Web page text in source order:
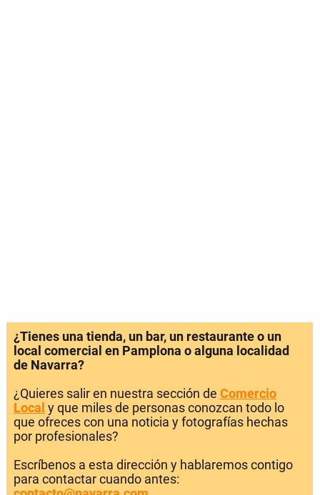
¿Tienes una tienda, un bar, un restaurante o un
local comercial en Pamplona o alguna localidad
de Navarra?
¿Quieres salir en nuestra sección de Comercio
Local y que miles de personas conozcan todo lo
que ofreces con una noticia y fotografías hechas
por profesionales?
Escríbenos a esta dirección y hablaremos contigo
para contactar cuando antes: